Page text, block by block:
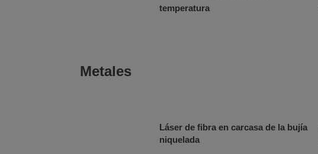
temperatura
Metales
Láser de fibra en carcasa de la bujía
niquelada